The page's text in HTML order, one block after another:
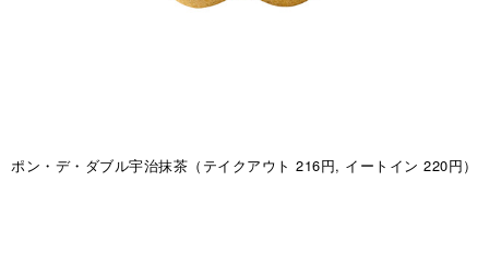
ポン・デ・ダブル宇治抹茶（テイクアウト 216円, イートイン 220円）